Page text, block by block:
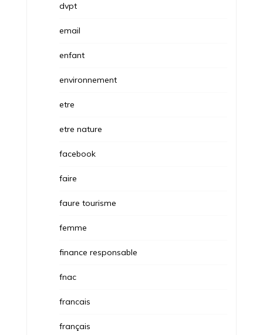
dvpt
email
enfant
environnement
etre
etre nature
facebook
faire
faure tourisme
femme
finance responsable
fnac
francais
français